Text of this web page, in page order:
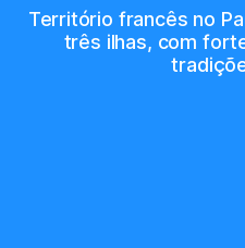
Território francês no
três ilhas, com